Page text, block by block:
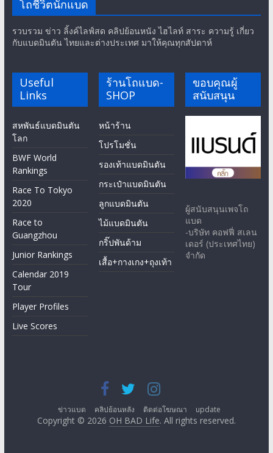
โถชีวิตนักแบด
รวบรวม ข่าว ลิ้งค์ไลฟ์สด คลิปย้อนหนัง ไฮไลท์ สาระ ความรู้ เกี่ยว
กับแบดมินตัน ไทยและต่างประเทศ มาให้คุณทุกสัปดาห์
Useful
Links
สหพันธ์แบดมินตัน
โลก
BWF World
Rankings
Race To Tokyo
2020
Race to
Guangzhou
Junior Rankings
Calendar 2019
Tour
Player Profiles
Live Scores
ร้านโถแบด-
SHOP
หน้าร้าน
โปรโมชั่น
รองเท้าแบดมินตัน
กระเป๋าแบดมินตัน
ลูกแบดมินตัน
ไม้แบดมินตัน
กริ๊ปพันด้าม
เสื้อ+กางเกง+ถุงเท้า
ขอบคุณผู้
สนับสนุน
ผู้สนับสนุนเพจโถ
แบด
-บริษัท คอฟฟี่ สเลน
เดอร์ (ประเทศไทย)
จำกัด
ข่าวแบด คลิปย้อนหลัง ติดต่อโฆษณา update
Copyright © 2026 OH BAD Life. All rights reserved.